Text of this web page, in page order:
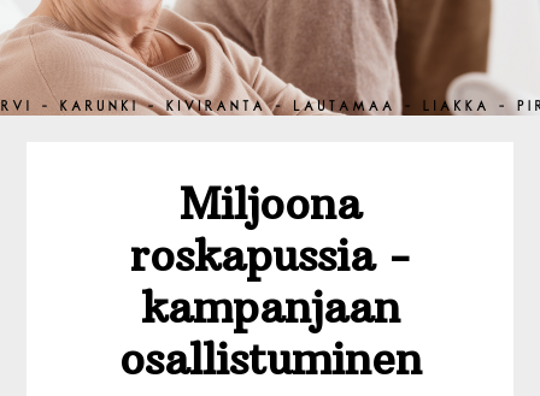
Miljoona
roskapussia -
kampanjaan
osallistuminen